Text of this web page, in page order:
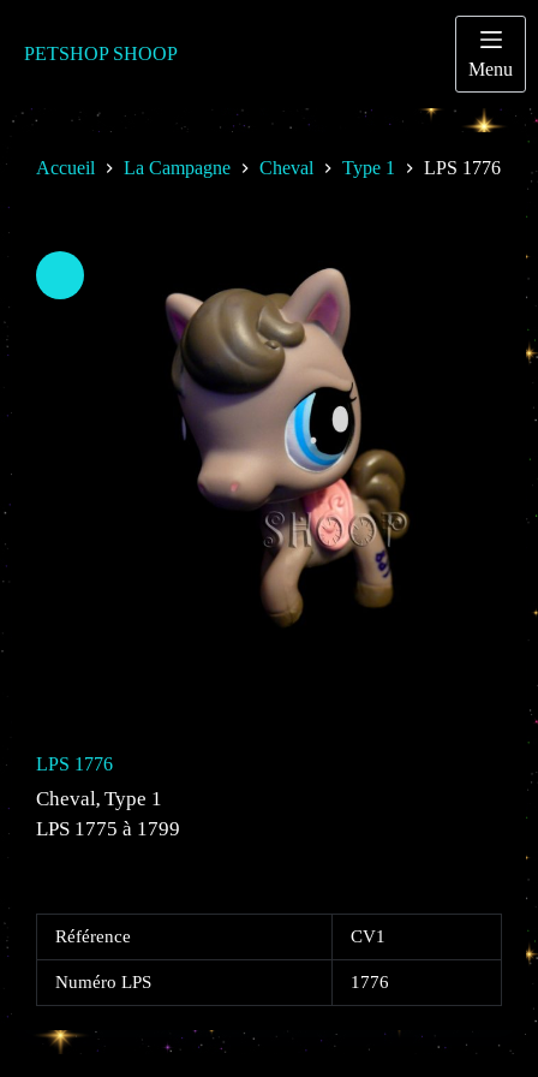
contenu
PETSHOP SHOOP
Menu
Accueil La Campagne Cheval Type 1 LPS 1776
LPS 1776
Cheval,Type 1
LPS 1775 à 1799
Référence CV1
Numéro LPS 1776